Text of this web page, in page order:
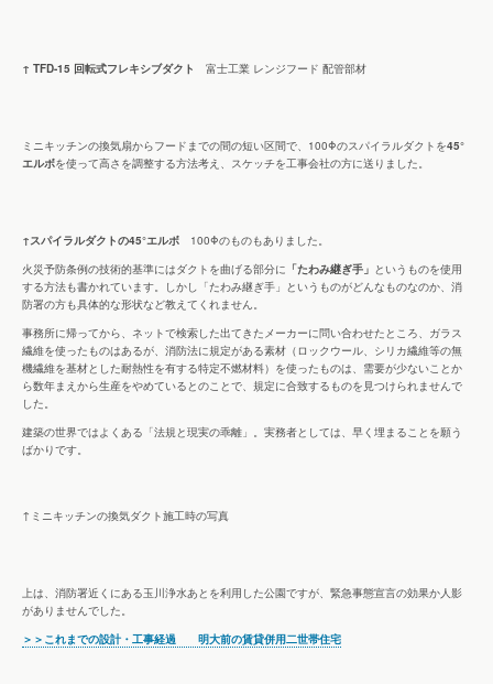
↑ TFD-15 回転式フレキシブダクト 富士工業 レンジフード 配管部材
ミニキッチンの換気扇からフードまでの間の短い区間で、100Φのスパイラルダクトを45°
エルボを使って高さを調整する方法考え、スケッチを工事会社の方に送りました。
↑スパイラルダクトの45°エルボ 100Φのものもありました。
火災予防条例の技術的基準にはダクトを曲げる部分に 「たわみ継ぎ手」 というものを使用
する方法も書かれています。しかし「たわみ継ぎ手」というものがどんなものなのか、消
防署の方も具体的な形状など教えてくれません。
事務所に帰ってから、ネットで検索した出てきたメーカーに問い合わせたところ、ガラス
繊維を使ったものはあるが、消防法に規定がある素材（ロックウール、シリカ繊維等の無
機繊維を基材とした耐熱性を有する特定不燃材料）を使ったものは、需要が少ないことか
ら数年まえから生産をやめているとのことで、規定に合致するものを見つけられませんで
した。
建築の世界ではよくある「法規と現実の乖離」。実務者としては、早く埋まることを願う
ばかりです。
↑ミニキッチンの換気ダクト施工時の写真
上は、消防署近くにある玉川浄水あとを利用した公園ですが、緊急事態宣言の効果か人影
がありませんでした。
＞＞これまでの設計・工事経過 明大前の賃貸併用二世帯住宅